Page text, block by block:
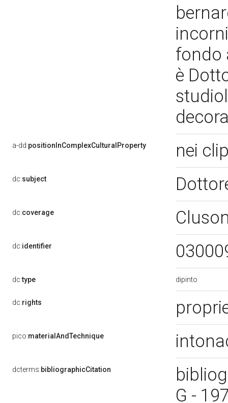
fondo
è
a-dd:positionInComplexCulturalProperty nei
dc:subject
dc:coverage
dc:identifier
dc:type dipinto
dc:rights
pico:materialAndTechnique
dcterms:bibliographicCitation
G -